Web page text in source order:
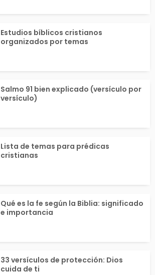
ejor...
Estudios bíblicos cristianos
organizados por temas
Salmo 91 bien explicado (versículo por
versículo)
Lista de temas para prédicas
cristianas
Qué es la fe según la Biblia: significado
e importancia
33 versículos de protección: Dios
cuida de ti